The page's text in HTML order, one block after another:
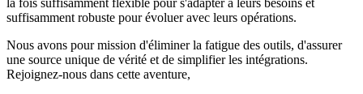
la fois suffisamment flexible pour s'adapter à leurs besoins et
suffisamment robuste pour évoluer avec leurs opérations.
Nous avons pour mission d'éliminer la fatigue des outils, d'assurer
une source unique de vérité et de simplifier les intégrations.
Rejoignez-nous dans cette aventure,